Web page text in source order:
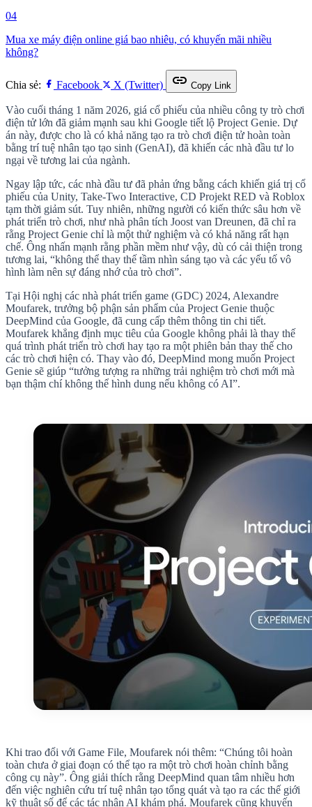
04
Mua xe máy điện online giá bao nhiêu, có khuyến mãi nhiều
không?
Chia sẻ: Facebook X (Twitter) link Copy Link
Vào cuối tháng 1 năm 2026, giá cổ phiếu của nhiều công ty trò chơi
điện tử lớn đã giảm mạnh sau khi Google tiết lộ Project Genie. Dự
án này, được cho là có khả năng tạo ra trò chơi điện tử hoàn toàn
bằng trí tuệ nhân tạo tạo sinh (GenAI), đã khiến các nhà đầu tư lo
ngại về tương lai của ngành.
Ngay lập tức, các nhà đầu tư đã phản ứng bằng cách khiến giá trị cổ
phiếu của Unity, Take-Two Interactive, CD Projekt RED và Roblox
tạm thời giảm sút. Tuy nhiên, những người có kiến thức sâu hơn về
phát triển trò chơi, như nhà phân tích Joost van Dreunen, đã chỉ ra
rằng Project Genie chỉ là một thử nghiệm và có khả năng rất hạn
chế. Ông nhấn mạnh rằng phần mềm như vậy, dù có cải thiện trong
tương lai, “không thể thay thế tầm nhìn sáng tạo và các yếu tố vô
hình làm nên sự đáng nhớ của trò chơi”.
Tại Hội nghị các nhà phát triển game (GDC) 2024, Alexandre
Moufarek, trưởng bộ phận sản phẩm của Project Genie thuộc
DeepMind của Google, đã cung cấp thêm thông tin chi tiết.
Moufarek khẳng định mục tiêu của Google không phải là thay thế
quá trình phát triển trò chơi hay tạo ra một phiên bản thay thế cho
các trò chơi hiện có. Thay vào đó, DeepMind mong muốn Project
Genie sẽ giúp “tưởng tượng ra những trải nghiệm trò chơi mới mà
bạn thậm chí không thể hình dung nếu không có AI”.
Khi trao đổi với Game File, Moufarek nói thêm: “Chúng tôi hoàn
toàn chưa ở giai đoạn có thể tạo ra một trò chơi hoàn chỉnh bằng
công cụ này”. Ông giải thích rằng DeepMind quan tâm nhiều hơn
đến việc nghiên cứu trí tuệ nhân tạo tổng quát và tạo ra các thế giới
kỹ thuật số để các tác nhân AI khám phá. Moufarek cũng khuyến